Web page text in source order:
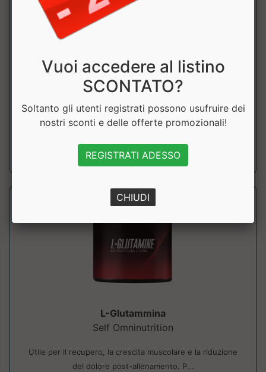
Glutammina One Raw
Zoomad Labs
muscolare e in caso di stress ...
a partire da € 24.90
L-Glutammina
Self Omninutrition
Utile per il recupero, la crescita muscolare e la riduzione
del dolore post-allenamento. P...
Vuoi accedere al listino
SCONTATO?
Soltanto gli utenti registrati possono usufruire dei
nostri sconti e delle offerte promozionali!
REGISTRATI ADESSO
CHIUDI